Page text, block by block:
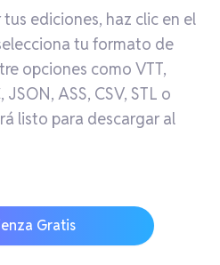
ediciones, haz clic en el
tu formato de
opciones como VTT,
ASS, CSV, STL o
listo para descargar al
Gratis